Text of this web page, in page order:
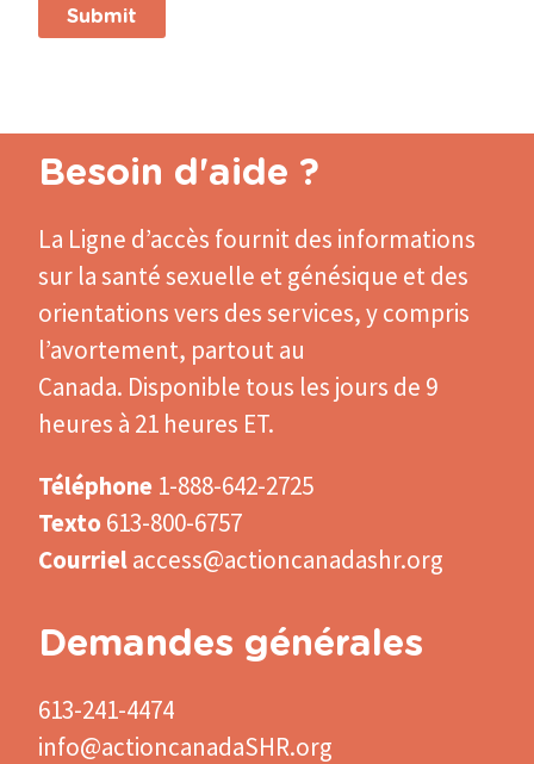
you
were
Besoin d'aide ?
La Ligne d’accès fournit des informations
sur la santé sexuelle et génésique et des
orientations vers des services, y compris
l’avortement, partout au
Canada. Disponible tous les jours de 9
heures à 21 heures ET.
Téléphone 1-888-642-2725
Texto 613-800-6757
Courrielaccess@actioncanadashr.org
Demandes générales
613-241-4474
info@actioncanadaSHR.org